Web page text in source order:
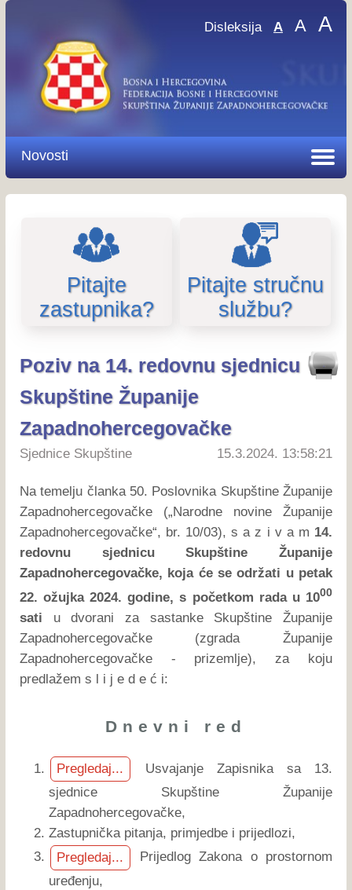
Disleksija A A A
Novosti
Pitajte
zastupnika?
Pitajte stručnu
službu?
Poziv na 14. redovnu sjednicu
Skupštine Županije
Zapadnohercegovačke
Sjednice Skupštine 15.3.2024. 13:58:21
Na temelju članka 50. Poslovnika Skupštine Županije
Zapadnohercegovačke („Narodne novine Županije
Zapadnohercegovačke“, br. 10/03), s a z i v a m 14.
redovnu sjednicu Skupštine Županije
Zapadnohercegovačke, koja će se održati u petak
22. ožujka 2024. godine, s početkom rada u 1000
sati u dvorani za sastanke Skupštine Županije
Zapadnohercegovačke (zgrada Županije
Zapadnohercegovačke - prizemlje), za koju
predlažem s l i j e d e ć i:
Dnevni red
Pregledaj...
Usvajanje Zapisnika sa 13.
sjednice Skupštine Županije
Zapadnohercegovačke,
Zastupnička pitanja, primjedbe i prijedlozi,
Pregledaj...
Prijedlog Zakona o prostornom
uređenju,